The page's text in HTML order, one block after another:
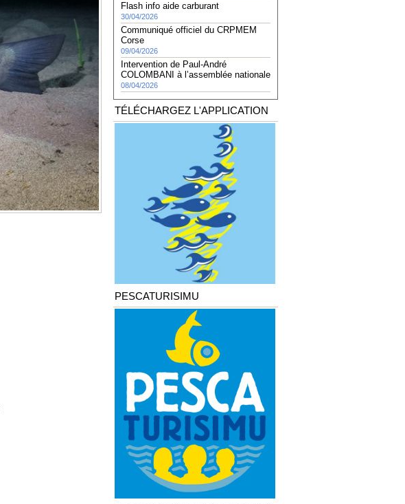
Flash info aide carburant
30/04/2026
Communiqué officiel du CRPMEM
Corse
09/04/2026
Intervention de Paul-André
COLOMBANI à l’assemblée nationale
08/04/2026
TÉLÉCHARGEZ L'APPLICATION
PESCATURISIMU